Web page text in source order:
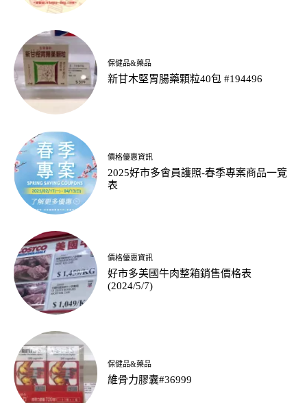
保健品&藥品
新甘木堅胃腸藥顆粒40包 #194496
價格優惠資訊
2025好市多會員護照-春季專案商品一覽
表
價格優惠資訊
好市多美國牛肉整箱銷售價格表
(2024/5/7)
保健品&藥品
維骨力膠囊#36999